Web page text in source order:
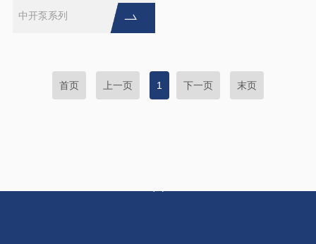
中开泵系列
首页 上一页 1 下一页 末页